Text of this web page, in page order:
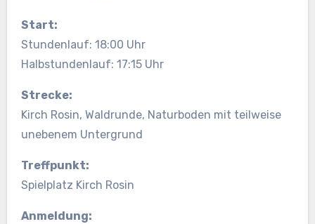
Start:
Stundenlauf: 18:00 Uhr
Halbstundenlauf: 17:15 Uhr
Strecke:
Kirch Rosin, Waldrunde, Naturboden mit teilweise
unebenem Untergrund
Treffpunkt:
Spielplatz Kirch Rosin
Anmeldung: